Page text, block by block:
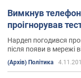
Вимкнув
проігнорував
Нардеп погодився
після появи в мережі
перебуваючи у ВР, а
(Архів) Політика